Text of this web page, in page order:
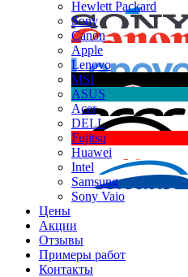
Hewlett Packard
Sony
Canon
Apple
Lenovo
MSI
ASUS
Acer
DELL
Fujitsu
Huawei
Intel
Samsung
Sony Vaio
Цены
Акции
Отзывы
Примеры работ
Контакты